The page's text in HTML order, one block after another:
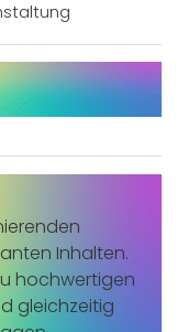
Inhalten.
hochwertigen
gleichzeitig